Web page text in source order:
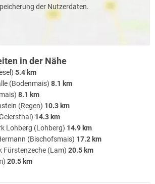
der Nutzerdaten.
in der Nähe
5.4 km
(Bodenmais) 8.1 km
8.1 km
(Regen) 10.3 km
14.3 km
Lohberg (Lohberg) 14.9 km
(Bischofsmais) 17.2 km
Fürstenzeche (Lam) 20.5 km
20.5 km